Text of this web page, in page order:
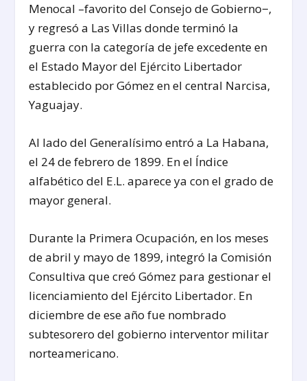
Menocal –favorito del Consejo de Gobierno−,
y regresó a Las Villas donde terminó la
guerra con la categoría de jefe excedente en
el Estado Mayor del Ejército Libertador
establecido por Gómez en el central Narcisa,
Yaguajay.
Al lado del Generalísimo entró a La Habana,
el 24 de febrero de 1899. En el Índice
alfabético del E.L. aparece ya con el grado de
mayor general.
Durante la Primera Ocupación, en los meses
de abril y mayo de 1899, integró la Comisión
Consultiva que creó Gómez para gestionar el
licenciamiento del Ejército Libertador. En
diciembre de ese año fue nombrado
subtesorero del gobierno interventor militar
norteamericano.